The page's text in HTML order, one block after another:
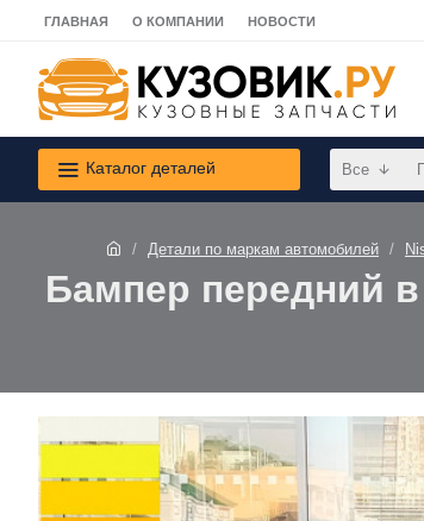
ГЛАВНАЯ О КОМПАНИИ НОВОСТИ
Каталог деталей Все
Детали по маркам автомобилей
Бампер передний в